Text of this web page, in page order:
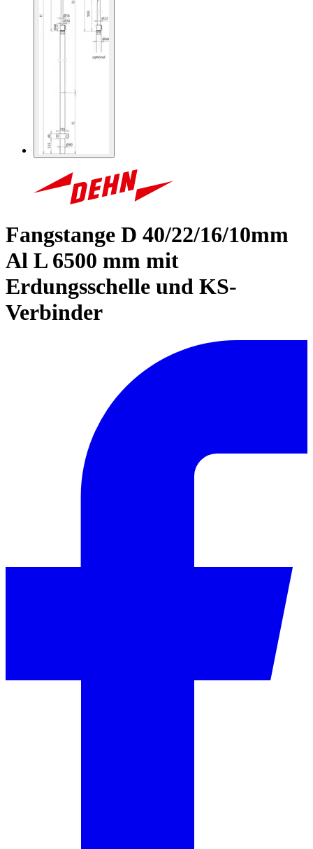
Fangstange D 40/22/16/10mm
Al L 6500 mm mit
Erdungsschelle und KS-
Verbinder